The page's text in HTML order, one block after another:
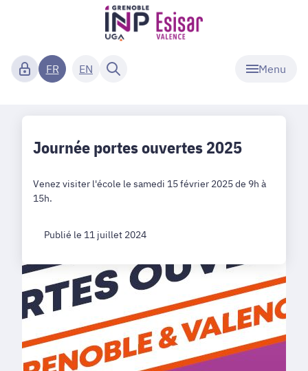
Menu
FR EN
Journée portes ouvertes 2025
Venez visiter l'école le samedi 15 février 2025 de 9h à
15h.
Publié le 11 juillet 2024